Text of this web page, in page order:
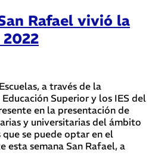
Rafael vivió la
a través de la
Superior y los IES del
en la presentación de
y universitarias del ámbito
se puede optar en el
esta semana San Rafael, a